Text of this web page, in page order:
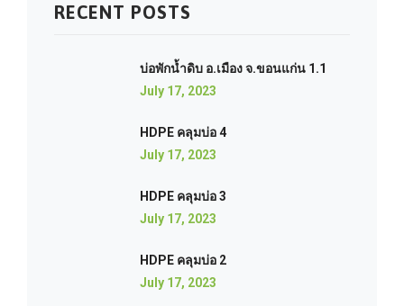
RECENT POSTS
บ่อพักน้ำดิบ อ.เมือง จ.ขอนแก่น 1.1
July 17, 2023
HDPE คลุมบ่อ 4
July 17, 2023
HDPE คลุมบ่อ 3
July 17, 2023
HDPE คลุมบ่อ 2
July 17, 2023